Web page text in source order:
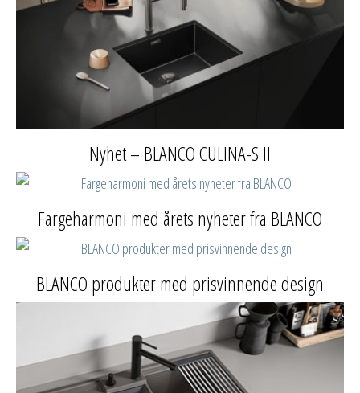
Nyhet – BLANCO CULINA-S II
Fargeharmoni med årets nyheter fra BLANCO
BLANCO produkter med prisvinnende design